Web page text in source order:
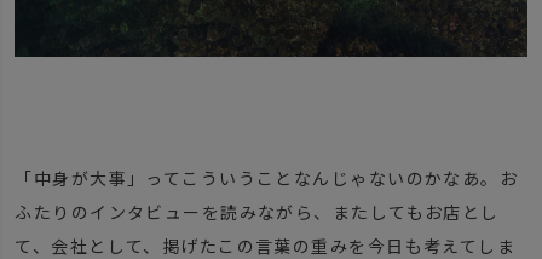
「中身が大事」ってこういうことなんじゃないのかなあ。お
ふたりのインタビューを読みながら、またしてもお店とし
て、会社として、掲げたこの言葉の重みを今日も考えてしま